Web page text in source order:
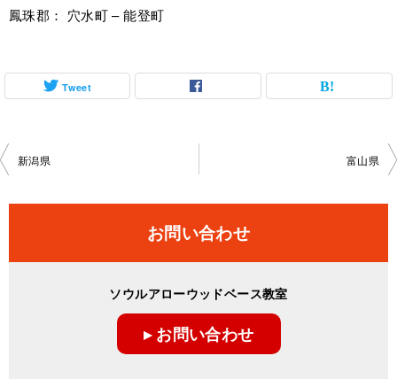
鳳珠郡： 穴水町 – 能登町
Tweet
投
ビ
新潟県 富山県
お問い合わせ
ソウルアローウッドベース教室
▸ お問い合わせ